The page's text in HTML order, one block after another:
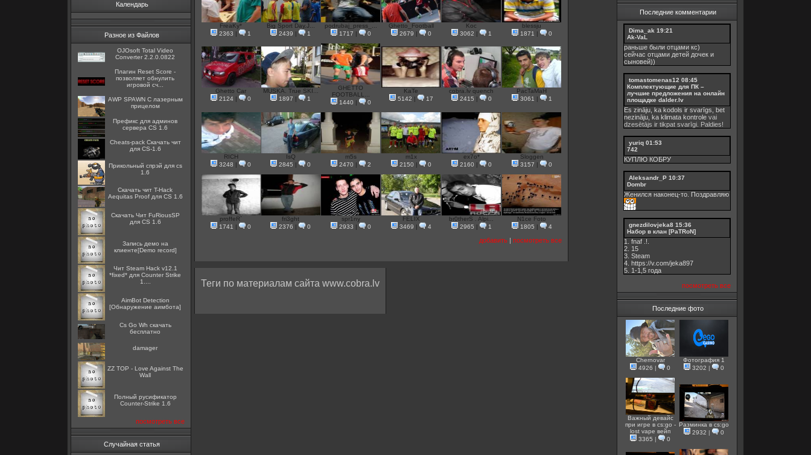
Календарь
Разное из Файлов
OJOsoft Total Video
Converter 2.2.0.0822
Плагин Reset Score -
позволяет обнулить
игровой сч...
AWP SPAWN С лазерным
прицелом
Префикс для админов
сервера CS 1.6
Cheats-pack Скачать чит
для CS-1.6
Прикольный спрэй для cs
1.6
Скачать чит T-Hack
Aequitas Proof для CS 1.6
Скачать Чит FuRiousSP
для CS 1.6
Запись демо на
клиенте[Demo record]
Чит Steam Hack v12.1
*fixed* для Counter Strike
1....
AimBot Detection
[Обнаружение аимбота]
Cs Go Wh скачать
бесплатно
damager
ZZ TOP - Love Against The
Wall
Полный русификатор
Counter-Strike 1.6
посмотреть все
Случайная статья
FreaKy*
2363
1
Big Sport Day.J...
2439
1
podrubaj_press_...
1717
0
Ghetto_Football
2679
0
Koc
3062
1
blessju
1871
0
Ghetto Car
2124
0
MUSKA. True SKI...
1897
1
GHETTO
FOOTBALL...
1440
0
KaTe
5142
17
cobra.lv quench
2415
0
PacTaMaH
3061
1
RICH
3248
0
IsQ
2845
0
m5s
2470
2
m1x
2150
0
ex7o*
2160
0
Sloggen
3157
0
proffeR`
1741
0
fri3ght
2376
0
spr1ny
2933
0
FELIX
3469
4
br0therS . Alpi...
2965
1
N1ce Foto
1805
4
добавить посмотреть все
Теги по материалам сайта www.cobra.lv
Последние комментарии
Dima_ak 19:21
Ak-VaL
раньше были отцами кс)
сейчас отцами детей дочек и
сыновей))
tomastomenas12 08:45
Комплектующие для ПК –
лучшие предложения на онлайн
площадке dalder.lv
Es zināju, ka kodols ir svarīgs, bet
nezināju, ka klimata kontrole vai
dzesētājs ir tikpat svarīgi. Paldies!
yuriq 01:53
742
КУПЛЮ КОБРУ
Aleksandr_P 10:37
Dombr
Женился наконец-то. Поздравляю
gnezdilovjeka8 15:36
Набор в клан [PaTRoN]
1. fnaf .!.
2. 15
3. Steam
4. https://v.com/jeka897
5. 1-1,5 годa
посмотреть все
Последние фото
Chernovar
4926 | 0
Фотография 1
3202 | 0
Важный девайс
при игре в cs:go -
lost vape вейп
3365 | 0
Разминка в cs:go
2932 | 0